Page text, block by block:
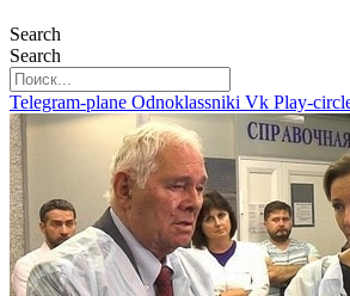
Search
Search
Telegram-plane Odnoklassniki Vk Play-